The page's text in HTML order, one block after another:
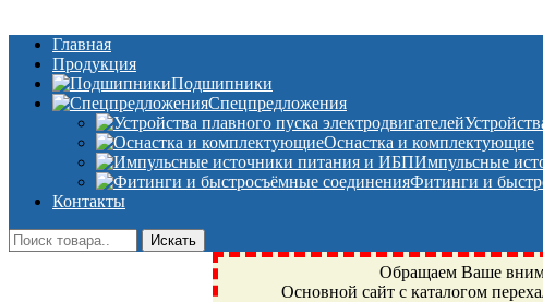
Главная
Продукция
Подшипники
Спецпредложения
Оснастка и комплектующие
Импульсные
Фитинги и
Контакты
Обращаем Ваше
Основной сайт с каталогом